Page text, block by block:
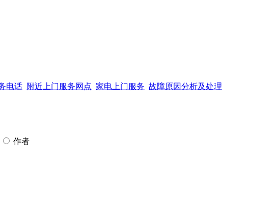
电话 附近上门服务网点 家电上门服务 故障原因分析及处理
作者